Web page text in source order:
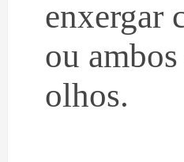
enxergar
ou
olhos.